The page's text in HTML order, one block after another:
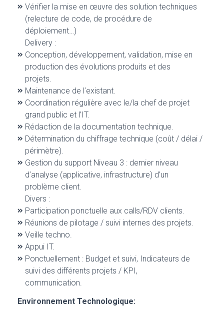
Vérifier la mise en œuvre des solution techniques
(relecture de code, de procédure de
déploiement…)
Delivery :
Conception, développement, validation, mise en
production des évolutions produits et des
projets.
Maintenance de l’existant.
Coordination régulière avec le/la chef de projet
grand public et l’IT.
Rédaction de la documentation technique.
Détermination du chiffrage technique (coût / délai /
périmètre).
Gestion du support Niveau 3 : dernier niveau
d’analyse (applicative, infrastructure) d’un
problème client.
Divers :
Participation ponctuelle aux calls/RDV clients.
Réunions de pilotage / suivi internes des projets.
Veille techno.
Appui IT.
Ponctuellement : Budget et suivi, Indicateurs de
suivi des différents projets / KPI,
communication.
Environnement Technologique: